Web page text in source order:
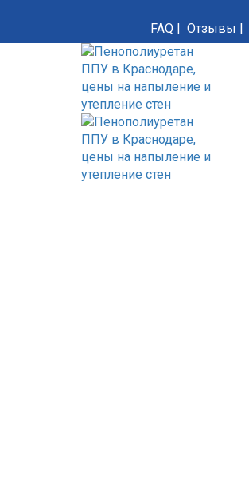
FAQ | Отзывы |